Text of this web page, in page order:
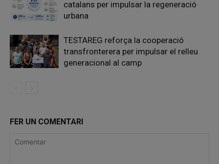
catalans per impulsar la regeneració
urbana
TESTAREG reforça la cooperació
transfronterera per impulsar el relleu
generacional al camp
FER UN COMENTARI